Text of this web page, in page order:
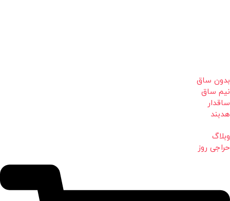
بدون ساق
نیم ساق
ساقدار
هدبند
وبلاگ
حراجی روز